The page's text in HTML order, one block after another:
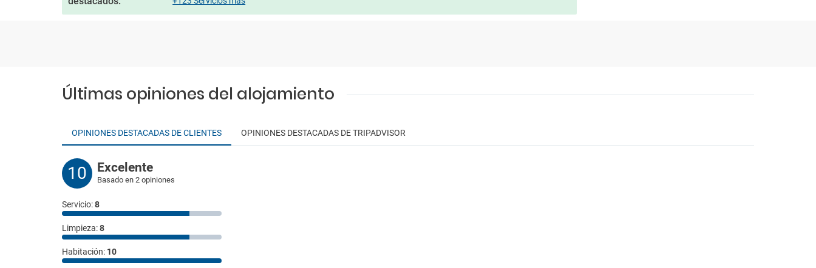
Últimas opiniones del alojamiento
OPINIONES DESTACADAS DE CLIENTES OPINIONES DESTACADAS DE TRIPADVISOR
10 Excelente
Basado en 2 opiniones
Servicio:8
Limpieza:8
Habitación: 10